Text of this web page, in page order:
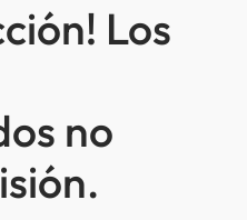
Los
no